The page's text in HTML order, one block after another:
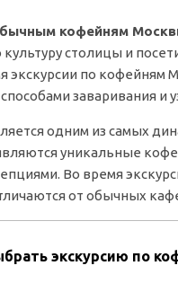
кофейням
культуру столицы и
экскурсии по
заваривания
одним из самых
уникальные
Во время
от обычных
экскурсию по